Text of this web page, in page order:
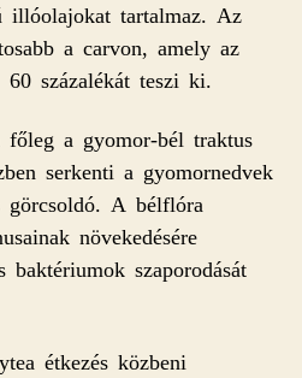
illóolajokat tartalmaz. Az
a carvon, amely az
százalékát teszi ki.
főleg a gyomor-bél traktus
serkenti a gyomornedvek
görcsoldó. A bélflóra
növekedésére
szaporodását
étkezés közbeni